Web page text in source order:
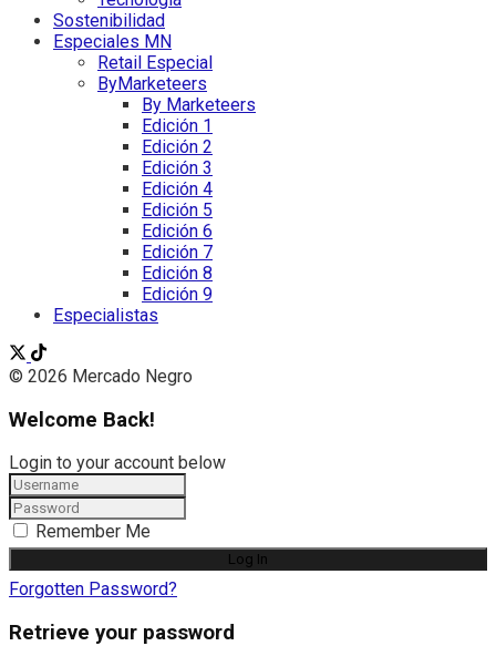
Sostenibilidad
Especiales MN
Retail Especial
ByMarketeers
By Marketeers
Edición 1
Edición 2
Edición 3
Edición 4
Edición 5
Edición 6
Edición 7
Edición 8
Edición 9
Especialistas
© 2026 Mercado Negro
Welcome Back!
Login to your account below
Remember Me
Forgotten Password?
Retrieve your password